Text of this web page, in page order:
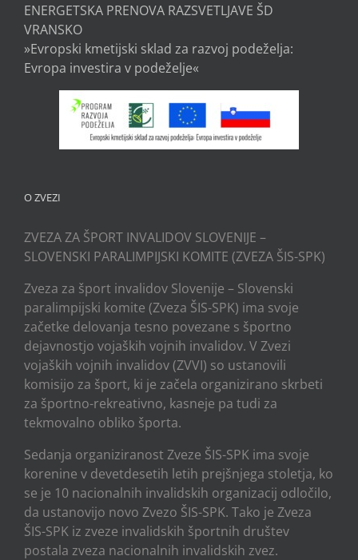
ENERGETSKA PRENOVA RAZSVETLJAVE ŠD
VRANSKO
»Evropski kmetijski sklad za razvoj podeželja:
Evropa investira v podeželje«
O ZVEZI
ZVEZA ZA ŠPORT INVALIDOV SLOVENIJE –
SLOVENSKI PARALIMPIJSKI KOMITE (ZVEZA ŠIS-SPK)
Zveza za šport invalidov Slovenije – Slovenski
paralimpijski komite (Zveza ŠIS-SPK) ima svoje
začetke delovanja tesno povezane s športno
dejavnostjo vojaških vojnih invalidov. V Zvezi
vojaških vojnih invalidov (ZVVI) so ustanovili
komisijo za šport, ki je začela organizirano skrbeti
za športno-rekreativno, kasneje pa tudi za
tekmovalno obliko športa.
Sedanja organiziranost Zveze ŠIS-SPK ima svoje
korenine v devetdesetih letih prejšnjega stoletja, ko
se je 10 nacionalnih invalidskih organizacij odločilo,
da ustanovijo novo Zvezo ŠIS-SPK. Tako je Zveza
ŠIS-SPK iz zveze invalidskih športnih društev
postala zveza nacionalnih invalidskih zvez.